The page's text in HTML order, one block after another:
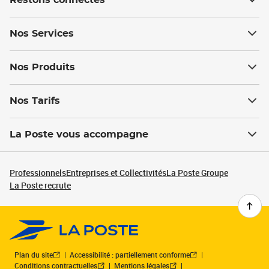
Nos Services
Nos Produits
Nos Tarifs
La Poste vous accompagne
ProfessionnelsEntreprises et CollectivitésLa Poste Groupe
La Poste recrute
Plan du site
Accessibilité : partiellement conforme
Conditions contractuelles
Mentions légales